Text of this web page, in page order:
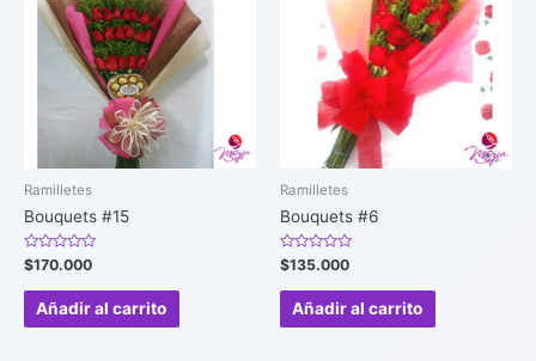
Ramilletes
Bouquets #15
Valorado
en
0
$170.000
Añadir al carrito
Ramilletes
Bouquets #6
Valorado
en
0
$135.000
Añadir al carrito